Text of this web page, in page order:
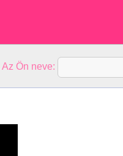
Ön neve: